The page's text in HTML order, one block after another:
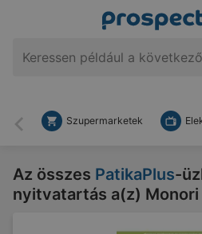
Vissza
Szupermarketek
Az összes PatikaPlus-
nyitvatartás a(z)